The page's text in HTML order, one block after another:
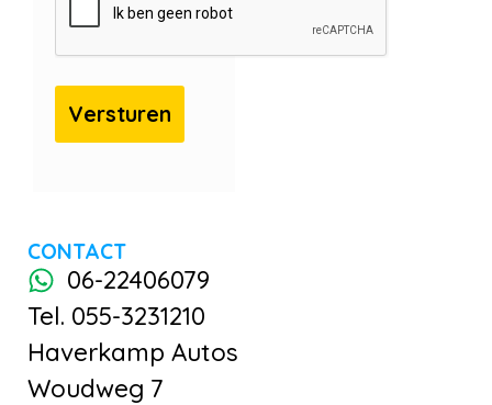
CONTACT
06-22406079
Tel. 055-3231210
Haverkamp Autos
Woudweg 7